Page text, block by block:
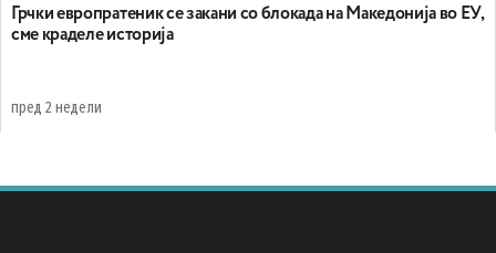
Грчки европратеник се закани со блокада на Македонија во ЕУ,
сме краделе историја
пред 2 недели